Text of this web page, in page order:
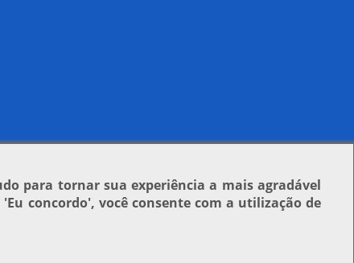
para tornar sua experiência a mais agradável
'Eu concordo', você consente com a utilização de